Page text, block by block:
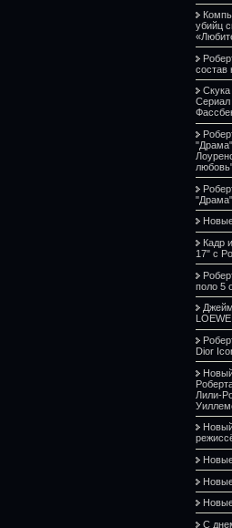
убийц
состав
Сериал
Кадр
17" с
поло 5
Dior
Лили-
С